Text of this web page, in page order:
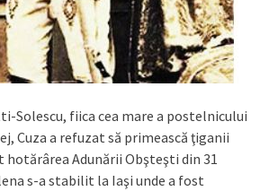
Solescu, fiica cea mare a postelnicului
Cuza a refuzat să primească ţiganii
Adunării Obşteşti din 31
s-a stabilit la Iaşi unde a fost